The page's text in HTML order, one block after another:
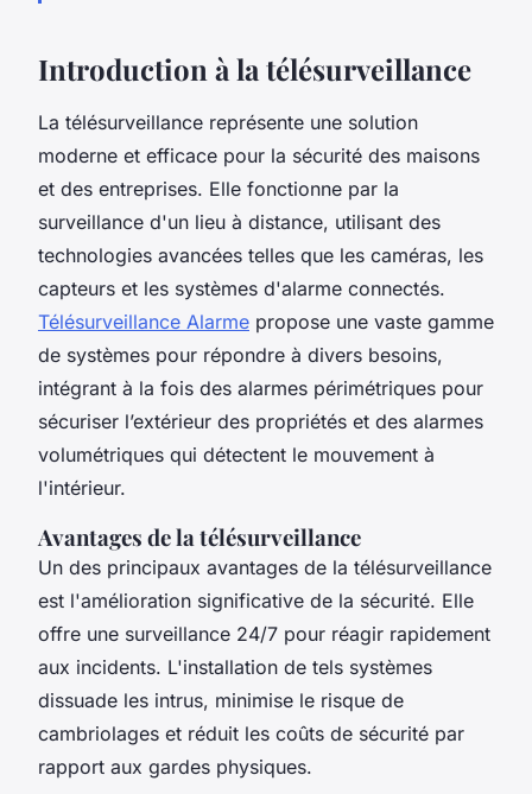
Introduction à la télésurveillance
La télésurveillance représente une solution
moderne et efficace pour la sécurité des maisons
et des entreprises. Elle fonctionne par la
surveillance d'un lieu à distance, utilisant des
technologies avancées telles que les caméras, les
capteurs et les systèmes d'alarme connectés.
Télésurveillance Alarme propose une vaste gamme
de systèmes pour répondre à divers besoins,
intégrant à la fois des alarmes périmétriques pour
sécuriser l’extérieur des propriétés et des alarmes
volumétriques qui détectent le mouvement à
l'intérieur.
Avantages de la télésurveillance
Un des principaux avantages de la télésurveillance
est l'amélioration significative de la sécurité. Elle
offre une surveillance 24/7 pour réagir rapidement
aux incidents. L'installation de tels systèmes
dissuade les intrus, minimise le risque de
cambriolages et réduit les coûts de sécurité par
rapport aux gardes physiques.